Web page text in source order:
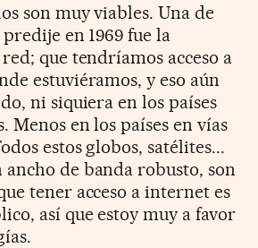
son muy viables. Una de
predije en 1969 fue la
que tendríamos acceso a
estuviéramos, y eso aún
ni siquiera en los países
Menos en los países en vías
estos globos, satélites...
ancho de banda robusto, son
tener acceso a internet es
así que estoy muy a favor